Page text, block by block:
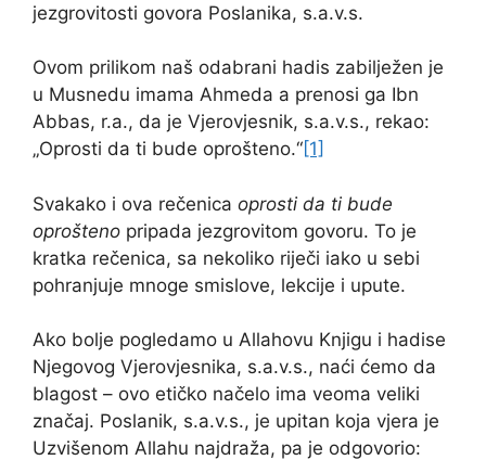
jezgrovitosti govora Poslanika, s.a.v.s.
Ovom prilikom naš odabrani hadis zabilježen je
u Musnedu imama Ahmeda a prenosi ga Ibn
Abbas, r.a., da je Vjerovjesnik, s.a.v.s., rekao:
„Oprosti da ti bude oprošteno.“[1]
Svakako i ova rečenica oprosti da ti bude
oprošteno pripada jezgrovitom govoru. To je
kratka rečenica, sa nekoliko riječi iako u sebi
pohranjuje mnoge smislove, lekcije i upute.
Ako bolje pogledamo u Allahovu Knjigu i hadise
Njegovog Vjerovjesnika, s.a.v.s., naći ćemo da
blagost – ovo etičko načelo ima veoma veliki
značaj. Poslanik, s.a.v.s., je upitan koja vjera je
Uzvišenom Allahu najdraža, pa je odgovorio: